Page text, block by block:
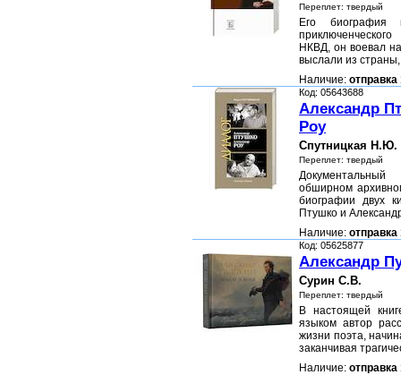
Переплет: твердый
Его биография
НКВД, он воевал
выслали из
Наличие: отправка
Код: 05643688
Александр
Роу
Спутницкая Н.Ю.
Переплет: твердый
обширном
биографии двух
Птушко и
Наличие: отправка
Код: 05625877
Александр
Сурин С.В.
Переплет: твердый
В настоящей
языком автор
жизни поэта,
заканчивая
Наличие: отправка